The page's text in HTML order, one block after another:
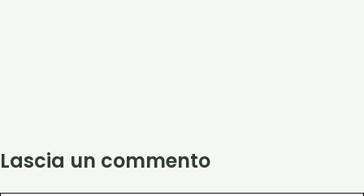
Lascia un commento